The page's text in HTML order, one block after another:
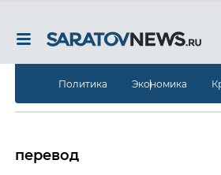
Политика Экономика
перевод